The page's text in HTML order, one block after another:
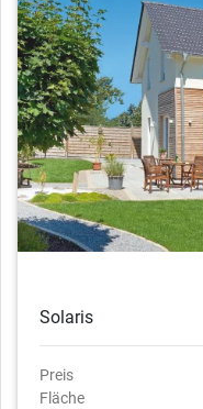
Solaris
Preis
Fläche